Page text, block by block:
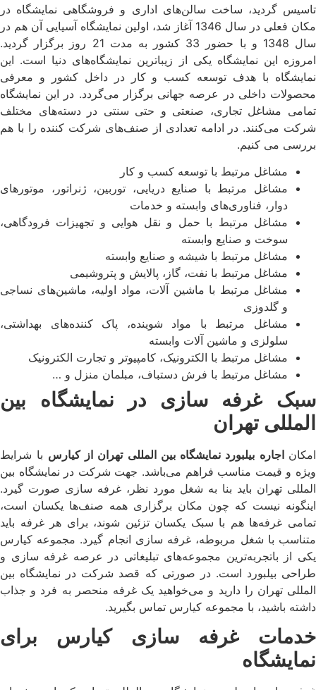
تاسیس گردید، ساخت سالن‌های اداری و فروشگاهی نمایشگاه در
مکان فعلی در سال 1346 آغاز شد، اولین نمایشگاه آسیایی آن هم در
سال 1348 و با حضور 33 کشور به مدت 21 روز برگزار گردید.
امروزه این نمایشگاه یکی از زیباترین نمایشگاه‌های دنیا است. این
نمایشگاه با هدف توسعه کسب و کار در داخل کشور و معرفی
محصولات داخلی در عرصه جهانی برگزار می‌گردد. در این نمایشگاه
تمامی مشاغل تجاری، صنعتی و حتی سنتی در دسته‌های مختلف
شرکت می‌کنند. در ادامه تعدادی از صنف‌های شرکت کننده را با هم
بررسی می کنیم.
مشاغل مرتبط با توسعه کسب و کار
مشاغل مرتبط با صنایع دریایی، توربین، ژنراتور، موتورهای
دوار، فناوری‌های وابسته و خدمات
مشاغل مرتبط با حمل و نقل هوایی و تجهیزات فرودگاهی،
سوخت و صنایع وابسته
مشاغل مرتبط با شیشه و صنایع وابسته
مشاغل مرتبط با نفت، گاز، پالایش و پتروشیمی
مشاغل مرتبط با ماشین آلات، مواد اولیه، ماشین‌های نساجی
و گلدوزی
مشاغل مرتبط با مواد شوینده، پاک کننده‌های بهداشتی،
سلولزی و ماشین آلات وابسته
مشاغل مرتبط با الکترونیک، کامپیوتر و تجارت الکترونیک
مشاغل مرتبط با فرش دستباف، مبلمان منزل و …
سبک غرفه سازی در نمایشگاه بین
المللی تهران
امکان اجاره بیلبورد نمایشگاه بین المللی تهران از کیارس با شرایط
ویژه و قیمت مناسب فراهم می‌باشد. جهت شرکت در نمایشگاه بین
المللی تهران باید بنا به شغل مورد نظر، غرفه سازی صورت گیرد.
اینگونه نیست که چون مکان برگزاری همه صنف‌ها یکسان است،
تمامی غرفه‌ها هم با سبک یکسان تزئین شوند، برای هر غرفه باید
متناسب با شغل مربوطه، غرفه سازی انجام گیرد. مجموعه کیارس
یکی از باتجربه‌ترین مجموعه‌های تبلیغاتی در عرصه غرفه سازی و
طراحی بیلبورد است. در صورتی که قصد شرکت در نمایشگاه بین
المللی تهران را دارید و می‌خواهید یک غرفه منحصر به فرد و جذاب
داشته باشید، با مجموعه کیارس تماس بگیرید.
خدمات غرفه سازی کیارس برای
نمایشگاه